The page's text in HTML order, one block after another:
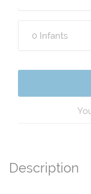
Description